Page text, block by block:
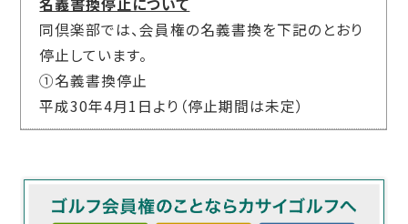
名義書換停止について
同倶楽部では、会員権の名義書換を下記のとおり
停止しています。
①名義書換停止
平成30年4月1日より（停止期間は未定）